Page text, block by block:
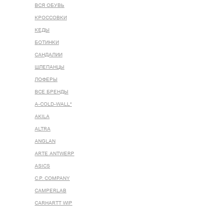
ВСЯ ОБУВЬ
КРОССОВКИ
КЕДЫ
БОТИНКИ
САНДАЛИИ
ШЛЕПАНЦЫ
ЛОФЕРЫ
ВСЕ БРЕНДЫ
A-COLD-WALL*
AKILA
ALTRA
ANGLAN
ARTE ANTWERP
ASICS
C.P. COMPANY
CAMPERLAB
CARHARTT WIP